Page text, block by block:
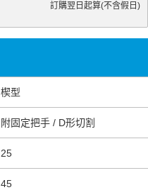
訂購翌日起算(不含假日)
楔型
附固定把手 / D形切割
25
45